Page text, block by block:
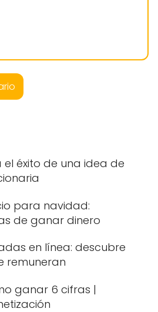
el éxito de una idea de
para navidad:
de ganar dinero
en línea: descubre
remuneran
ganar 6 cifras |